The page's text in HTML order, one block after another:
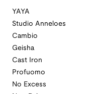
YAYA
Studio Anneloes
Cambio
Geisha
Cast Iron
Profuomo
No Excess